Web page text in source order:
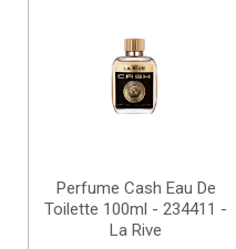
Perfume Cash Eau De
Toilette 100ml - 234411 -
La Rive